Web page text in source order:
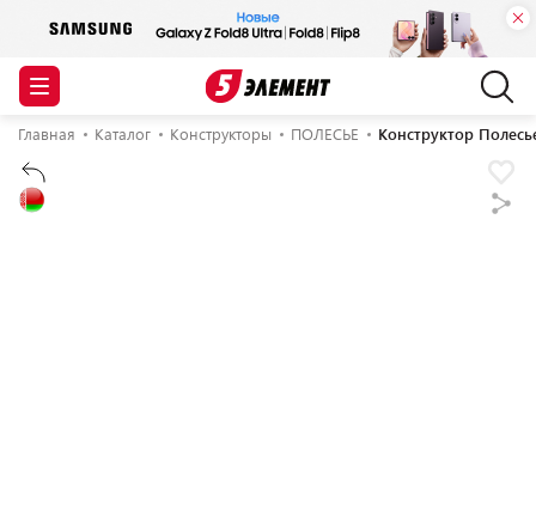
Главная Каталог Конструкторы ПОЛЕСЬЕ Конструктор